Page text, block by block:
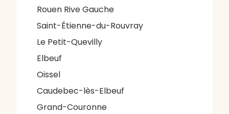
Rouen Rive Gauche
Saint-Étienne-du-Rouvray
Le Petit-Quevilly
Elbeuf
Oissel
Caudebec-lès-Elbeuf
Grand-Couronne